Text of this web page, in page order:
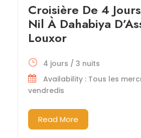
Croisière De 4
Nil À Dahabiya
Louxor
4 jours / 3 nuits
Availability : Tous les
vendredis
Read More